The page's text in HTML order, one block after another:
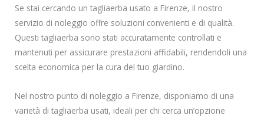
Se stai cercando un tagliaerba usato a Firenze, il nostro
servizio di noleggio offre soluzioni convenienti e di qualità.
Questi tagliaerba sono stati accuratamente controllati e
mantenuti per assicurare prestazioni affidabili, rendendoli una
scelta economica per la cura del tuo giardino.
Nel nostro punto di noleggio a Firenze, disponiamo di una
varietà di tagliaerba usati, ideali per chi cerca un’opzione